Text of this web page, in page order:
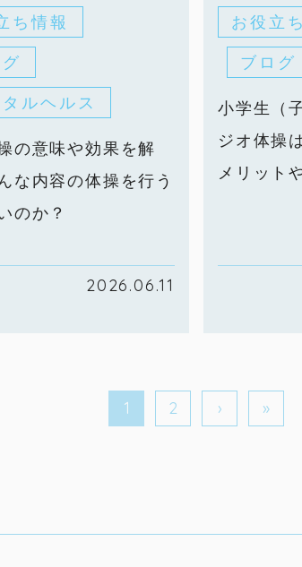
ち情報
ルヘルス
の意味や効果を解
な内容の体操を行う
のか？
2026.06.11
お役立
ブログ
小学生（
ジオ体操
メリット
1 2 › »